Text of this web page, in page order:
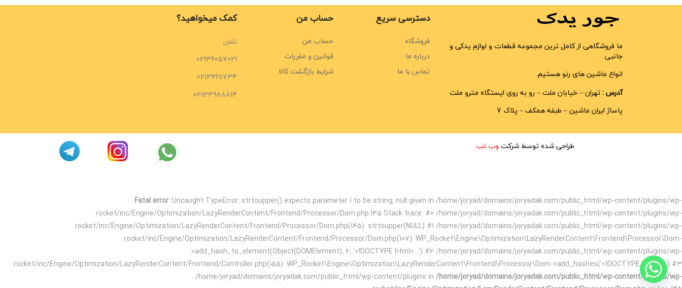
کمک میخواهید؟
تلفن :
02136057021
02136611734
02133988814
حساب من
حساب من
قوانین و مقررات
شرایط بازگشت کالا
دسترسی سریع
فروشگاه
درباره ما
تماس با ما
ما فروشگاهی از کامل ترین مجموعه قطعات و لوازم یدکی و
جانبی
انواع ماشین های رنو هستیم.
آدرس : تهران – خیابان ملت – رو به روی ایستگاه مترو ملت
پاساژ ایران ماشین – طبقه همکف – پلاک 7
طراحی شده توسط شرکت وب تب
Fatal error: Uncaught TypeError: strtoupper() expects parameter 1 to be string, null given in /home/joryad/domains/joryadak.com/public_html/wp-content/plugins/wp-
rocket/inc/Engine/Optimization/LazyRenderContent/Frontend/Processor/Dom.php:145 Stack trace: #0 /home/joryad/domains/joryadak.com/public_html/wp-content/plugins/wp-
rocket/inc/Engine/Optimization/LazyRenderContent/Frontend/Processor/Dom.php(145): strtoupper(NULL) #1 /home/joryad/domains/joryadak.com/public_html/wp-content/plugins/wp-
rocket/inc/Engine/Optimization/LazyRenderContent/Frontend/Processor/Dom.php(107): WP_Rocket\Engine\Optimization\LazyRenderContent\Frontend\Processor\Dom-
>add_hash_to_element(Object(DOMElement), 2, '<!DOCTYPE html>...') #2 /home/joryad/domains/joryadak.com/public_html/wp-content/plugins/wp-
rocket/inc/Engine/Optimization/LazyRenderContent/Frontend/Controller.php(155): WP_Rocket\Engine\Optimization\LazyRenderContent\Frontend\Processor\Dom->add_hashes('<!DOCTYPE html>...') #3
/home/joryad/domains/joryadak.com/public_html/wp-content/plugins in /home/joryad/domains/joryadak.com/public_html/wp-content/plugins/wp-